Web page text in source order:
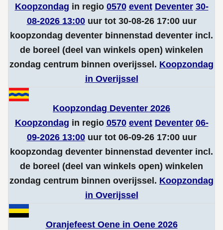
Koopzondag in regio 0570 event Deventer 30-
08-2026 13:00uur tot 30-08-26 17:00 uur
koopzondag deventer binnenstad deventer incl.
de boreel (deel van winkels open) winkelen
zondag centrum binnen overijssel. Koopzondag
in Overijssel
Koopzondag Deventer 2026
Koopzondag in regio 0570 event Deventer 06-
09-2026 13:00uur tot 06-09-26 17:00 uur
koopzondag deventer binnenstad deventer incl.
de boreel (deel van winkels open) winkelen
zondag centrum binnen overijssel. Koopzondag
in Overijssel
Oranjefeest Oene in Oene 2026